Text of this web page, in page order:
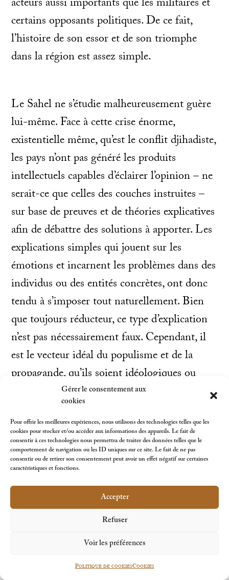
Gérer le consentement aux
cookies
Pour offrir les meilleures expériences, nous utilisons des technologies telles que les
cookies pour stocker et/ou accéder aux informations des appareils. Le fait de
consentir à ces technologies nous permettra de traiter des données telles que le
comportement de navigation ou les ID uniques sur ce site. Le fait de ne pas
consentir ou de retirer son consentement peut avoir un effet négatif sur certaines
caractéristiques et fonctions.
Accepter
Refuser
Voir les préférences
Politique de cookiesCookies
acteurs aussi importants que les militaires et
certains opposants politiques. De ce fait,
l’histoire de son essor et de son triomphe
dans la région est assez simple.
Le Sahel ne s’étudie malheureusement guère
lui-même. Face à cette crise énorme,
existentielle même, qu’est le conflit djihadiste,
les pays n’ont pas généré les produits
intellectuels capables d’éclairer l’opinion – ne
serait-ce que celles des couches instruites –
sur base de preuves et de théories explicatives
afin de débattre des solutions à apporter. Les
explications simples qui jouent sur les
émotions et incarnent les problèmes dans des
individus ou des entités concrètes, ont donc
tendu à s’imposer tout naturellement. Bien
que toujours réducteur, ce type d’explication
n’est pas nécessairement faux. Cependant, il
est le vecteur idéal du populisme et de la
propagande, qu’ils soient idéologiques ou
simplement politiques. Par ailleurs, au cours
extrêmement contagieux grâce à l’explosion
des médias sociaux, en particulier WhatsApp
et plus récemment TikTok, qui permettent de
des images et vidéos choc de provenance peu
claire et des messages vocaux souvent
paraissent plus véridiques parce qu’ils sont